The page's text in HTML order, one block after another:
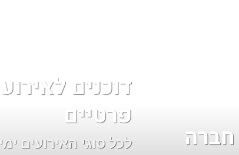
חברה
דוכנים
פרטיים
לכל סוגי האירועים